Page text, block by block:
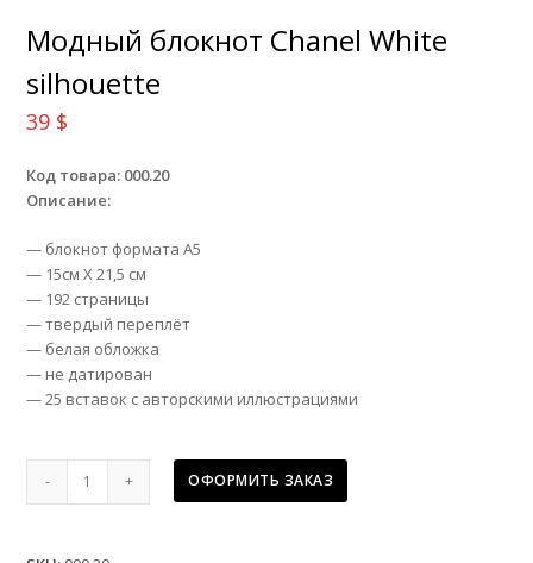
Модный блокнот Chanel White
silhouette
39 $
Код товара: 000.20
Описание:
— блокнот формата А5
— 15см Х 21,5 см
— 192 страницы
— твердый переплёт
— белая обложка
— не датирован
— 25 вставок с авторскими иллюстрациями
Модный
ОФОРМИТЬ ЗАКАЗ